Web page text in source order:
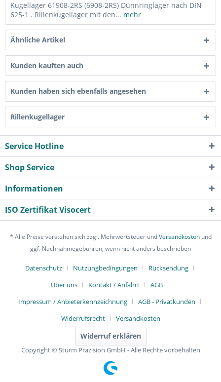
Kugellager 61908-2RS (6908-2RS) Dünnringlager nach DIN
625-1 . Rillenkugellager mit den... mehr
Ähnliche Artikel
Kunden kauften auch
Kunden haben sich ebenfalls angesehen
Rillenkugellager
Service Hotline
Shop Service
Informationen
ISO Zertifikat Visocert
* Alle Preise verstehen sich zzgl. Mehrwertsteuer undVersandkostenund
ggf. Nachnahmegebühren, wenn nicht anders beschrieben
Datenschutz Nutzungbedingungen
Rücksendung
Über uns
Kontakt / Anfahrt
AGB
Impressum / Anbieterkennzeichnung
AGB - Privatkunden
Widerrufsrecht
Versandkosten
Widerruf erklären
Copyright © Sturm Präzision GmbH - Alle Rechte vorbehalten